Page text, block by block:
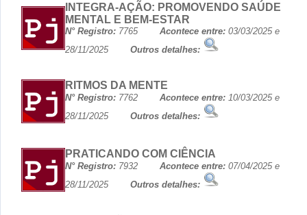
INTEGRA-AÇÃO: PROMOVENDO SAÚDE
MENTAL E BEM-ESTAR
N° Registro: 7765 Acontece entre: 03/03/2025 e
28/11/2025 Outros detalhes:
RITMOS DA MENTE
N° Registro: 7762 Acontece entre: 10/03/2025 e
28/11/2025 Outros detalhes:
PRATICANDO COM CIÊNCIA
N° Registro: 7932 Acontece entre: 07/04/2025 e
28/11/2025 Outros detalhes: